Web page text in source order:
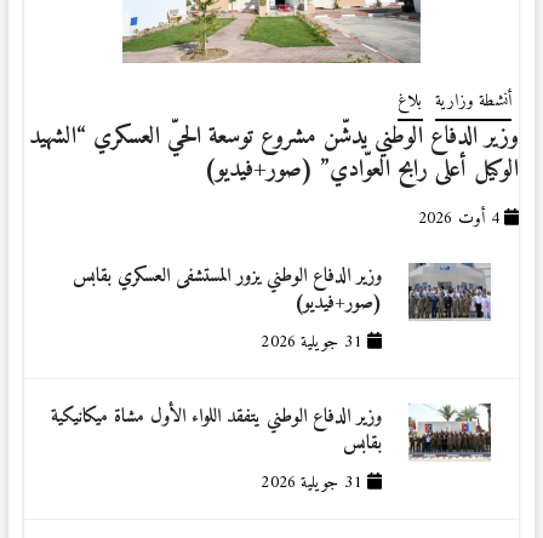
أنشطة وزارية بلاغ
وزير الدفاع الوطني يدشّن مشروع توسعة الحيّ العسكري “الشهيد
الوكيل أعلى رابح العوّادي” (صور+فيديو)
4 أوت 2026
وزير الدفاع الوطني يزور المستشفى العسكري بقابس
(صور+فيديو)
وزير الدفاع الوطني يتفقد اللواء الأول مشاة ميكانيكية
بقابس